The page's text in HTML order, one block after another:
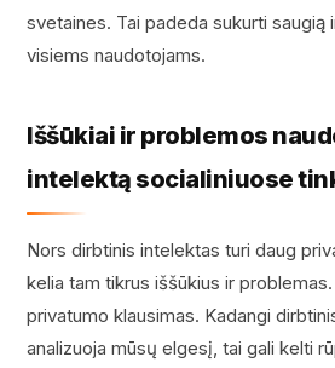
svetaines. Tai padeda sukurti saugią
visiems naudotojams.
Iššūkiai ir problemos
intelektą socialiniuose
Nors dirbtinis intelektas turi daug
kelia tam tikrus iššūkius ir
privatumo klausimas. Kadangi
analizuoja mūsų elgesį, tai gali kelti